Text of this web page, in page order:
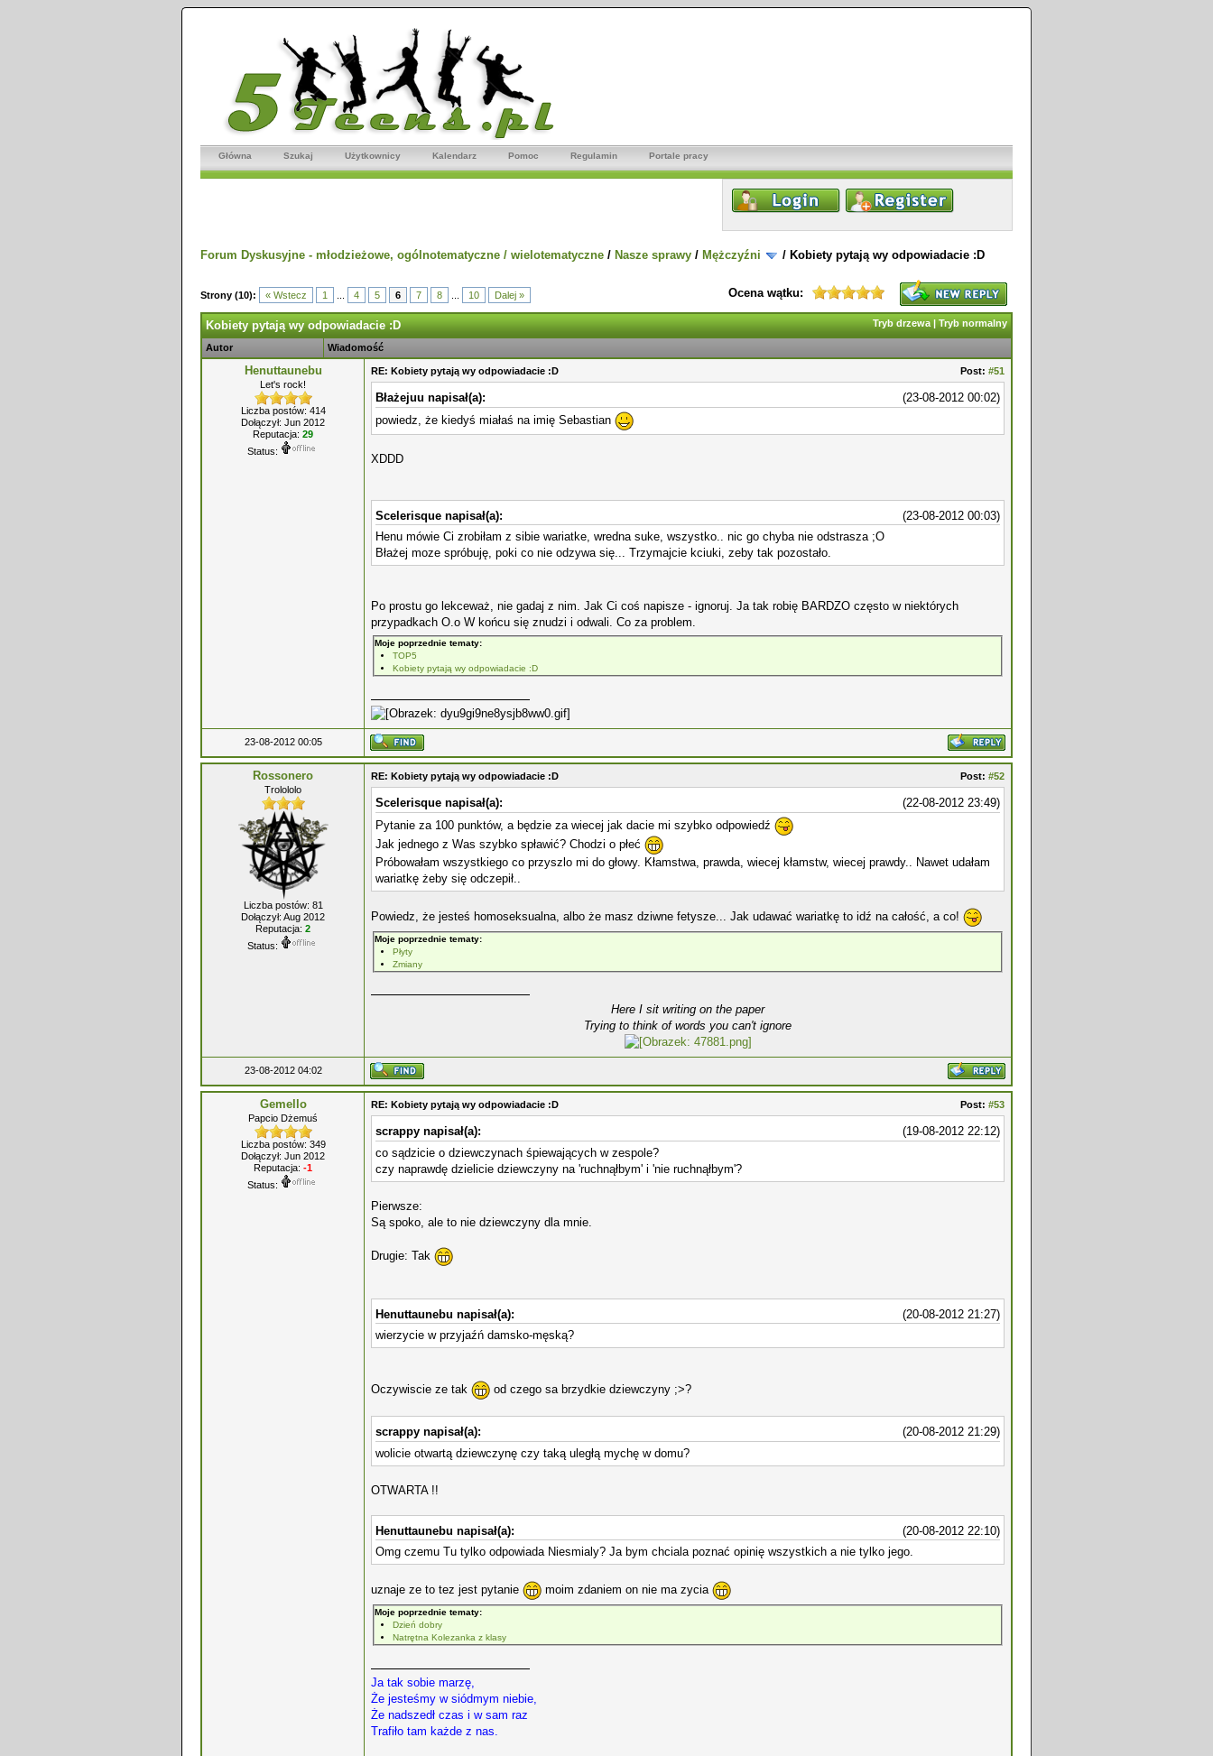
Główna Szukaj Użytkownicy Kalendarz Pomoc Regulamin Portale pracy
Forum Dyskusyjne - młodzieżowe, ogólnotematyczne / wielotematyczne / Nasze sprawy / Mężczyźni / Kobiety pytają wy odpowiadacie :D
Strony (10): « Wstecz 1 4 5 6 7 8 10 Dalej » Ocena wątku:
Tryb drzewa | Tryb normalny
Kobiety pytają wy odpowiadacie :D
Autor Wiadomość
Henuttaunebu
Let's rock!
Liczba postów: 414
Dołączył: Jun 2012
Reputacja: 29
Status:
Post: #51
RE: Kobiety pytają wy odpowiadacie :D
(23-08-2012 00:02)
Błażejuu napisał(a):
powiedz, że kiedyś miałaś na imię Sebastian
XDDD
(23-08-2012 00:03)
Scelerisque napisał(a):
Henu mówie Ci zrobiłam z sibie wariatke, wredna suke, wszystko.. nic go chyba nie odstrasza ;O
Błażej moze spróbuję, poki co nie odzywa się... Trzymajcie kciuki, zeby tak pozostało.
Po prostu go lekceważ, nie gadaj z nim. Jak Ci coś napisze - ignoruj. Ja tak robię BARDZO często w niektórych
przypadkach O.o W końcu się znudzi i odwali. Co za problem.
Moje poprzednie tematy:
TOP5
Kobiety pytają wy odpowiadacie :D
23-08-2012 00:05
Rossonero
Trolololo
Liczba postów: 81
Dołączył: Aug 2012
Reputacja: 2
Status:
Post: #52
RE: Kobiety pytają wy odpowiadacie :D
(22-08-2012 23:49)
Scelerisque napisał(a):
Pytanie za 100 punktów, a będzie za wiecej jak dacie mi szybko odpowiedź
Jak jednego z Was szybko spławić? Chodzi o płeć
Próbowałam wszystkiego co przyszlo mi do głowy. Kłamstwa, prawda, wiecej kłamstw, wiecej prawdy.. Nawet udałam
wariatkę żeby się odczepił..
Powiedz, że jesteś homoseksualna, albo że masz dziwne fetysze... Jak udawać wariatkę to idź na całość, a co!
Moje poprzednie tematy:
Płyty
Zmiany
Here I sit writing on the paper
Trying to think of words you can't ignore
23-08-2012 04:02
Gemello
Papcio Dżemuś
Liczba postów: 349
Dołączył: Jun 2012
Reputacja: -1
Status:
Post: #53
RE: Kobiety pytają wy odpowiadacie :D
(19-08-2012 22:12)
scrappy napisał(a):
co sądzicie o dziewczynach śpiewających w zespole?
czy naprawdę dzielicie dziewczyny na 'ruchnąłbym' i 'nie ruchnąłbym'?
Pierwsze:
Są spoko, ale to nie dziewczyny dla mnie.
Drugie: Tak
(20-08-2012 21:27)
Henuttaunebu napisał(a):
wierzycie w przyjaźń damsko-męską?
Oczywiscie ze tak od czego sa brzydkie dziewczyny ;>?
(20-08-2012 21:29)
scrappy napisał(a):
wolicie otwartą dziewczynę czy taką uległą mychę w domu?
OTWARTA !!
(20-08-2012 22:10)
Henuttaunebu napisał(a):
Omg czemu Tu tylko odpowiada Niesmialy? Ja bym chciala poznać opinię wszystkich a nie tylko jego.
uznaje ze to tez jest pytanie moim zdaniem on nie ma zycia
Moje poprzednie tematy:
Dzień dobry
Natrętna Kolezanka z klasy
Ja tak sobie marzę,
Że jesteśmy w siódmym niebie,
Że nadszedł czas i w sam raz
Trafiło tam każde z nas.